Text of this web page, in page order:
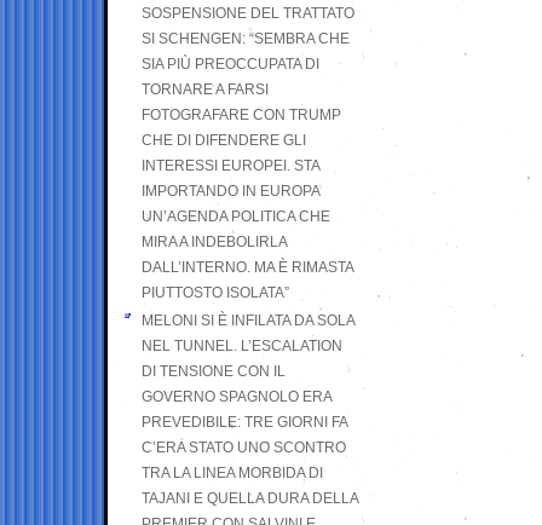
SOSPENSIONE DEL TRATTATO
SI SCHENGEN: “SEMBRA CHE
SIA PIÙ PREOCCUPATA DI
TORNARE A FARSI
FOTOGRAFARE CON TRUMP
CHE DI DIFENDERE GLI
INTERESSI EUROPEI. STA
IMPORTANDO IN EUROPA
UN’AGENDA POLITICA CHE
MIRA A INDEBOLIRLA
DALL’INTERNO. MA È RIMASTA
PIUTTOSTO ISOLATA”
MELONI SI È INFILATA DA SOLA
NEL TUNNEL. L’ESCALATION
DI TENSIONE CON IL
GOVERNO SPAGNOLO ERA
PREVEDIBILE: TRE GIORNI FA
C’ERA STATO UNO SCONTRO
TRA LA LINEA MORBIDA DI
TAJANI E QUELLA DURA DELLA